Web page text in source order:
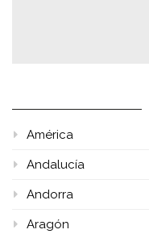
América
Andalucía
Andorra
Aragón